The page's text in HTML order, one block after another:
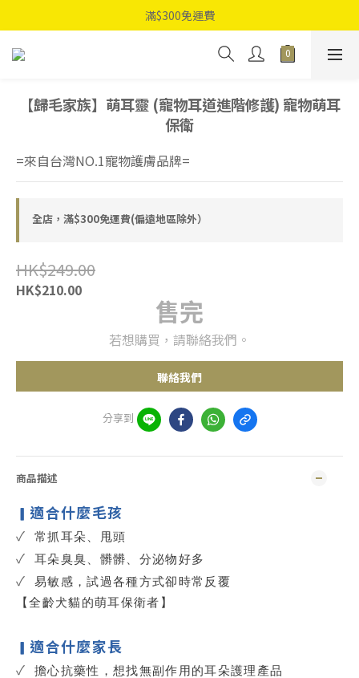
滿$300免運費
【歸毛家族】萌耳靈 (寵物耳道進階修護) 寵物萌耳
保衛
=來自台灣NO.1寵物護膚品牌=
全店，滿$300免運費(偏遠地區除外）
HK$249.00
HK$210.00
售完
若想購買，請聯絡我們。
聯絡我們
分享到
商品描述
▎適合什麼毛孩
✓ 常抓耳朵、甩頭
✓ 耳朵臭臭、髒髒、分泌物好多
✓
易敏感，試過各種方式卻時常反覆
【全齡犬貓的萌耳保衛者】
▎適合什麼家長
✓ 擔心抗藥性，想找無副作用的耳朵護理產品